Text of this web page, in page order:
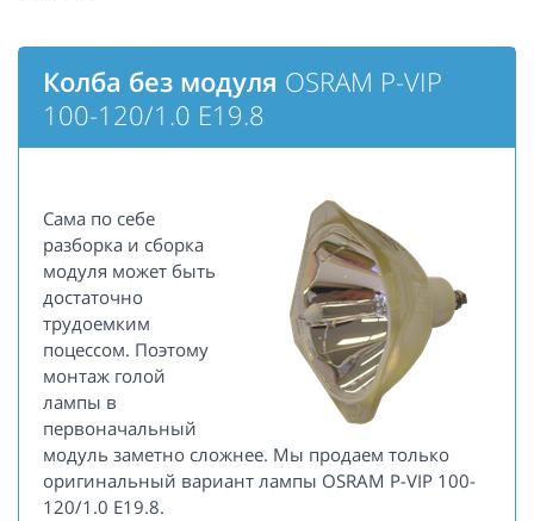
Колба без модуля OSRAM P-VIP
100-120/1.0 E19.8
Сама по себе
разборка и сборка
модуля может быть
достаточно
трудоемким
поцессом. Поэтому
монтаж голой
лампы в
первоначальный
модуль заметно сложнее. Мы продаем только
оригинальный вариант лампы OSRAM P-VIP 100-
120/1.0 E19.8.